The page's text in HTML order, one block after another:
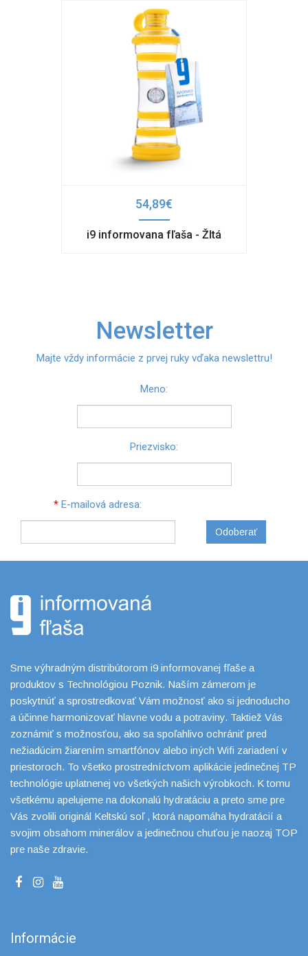
54,89€
i9 informovana fľaša - Žltá
Newsletter
Majte vždy informácie z prvej ruky vďaka newslettru!
Meno:
Priezvisko:
* E-mailová adresa:
Odoberať
Sme výhradným distribútorom i9 informovanej fľaše a
produktov s Technológiou Poznik. Naším zámerom je
poskytnúť a sprostredkovať Vám možnosť ako si jednoducho
a účinne harmonizovať hlavne vodu a potraviny. Taktiež Vás
zoznámiť s možnosťou, ako sa spoľahlivo ochrániť pred
nežiadúcim žiarením smartfónov alebo iných Wifi zariadení v
priestoroch. To všetko prostredníctvom aplikácie jedinečnej TP
technológie uplatnenej vo všetkých našich výrobkoch. K tomu
všetkému apelujeme na dokonalú hydratáciu a preto sme pre
Vás zvolili originál Keltskú soľ , ktorá napomáha hydratácií a
svojim obsahom minerálov a jedinečnou chuťou je naozaj TOP
pre naše zdravie.
Informácie